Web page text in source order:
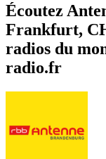
Écoutez
Frankfurt,
radios du
radio.fr